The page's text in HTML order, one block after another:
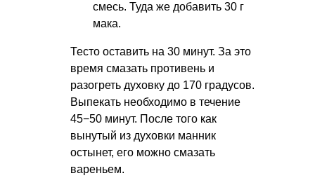
смесь. Туда же добавить 30 г
мака.
Тесто оставить на 30 минут. За это
время смазать противень и
разогреть духовку до 170 градусов.
Выпекать необходимо в течение
45−50 минут. После того как
вынутый из духовки манник
остынет, его можно смазать
вареньем.